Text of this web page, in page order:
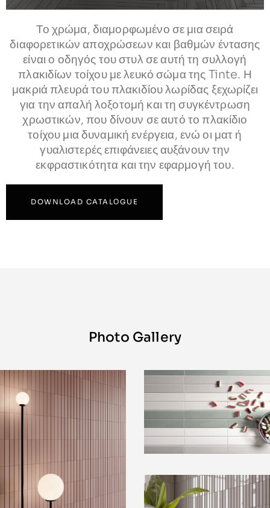
Το χρώμα, διαμορφωμένο σε μια σειρά
διαφορετικών αποχρώσεων και βαθμών έντασης
είναι ο οδηγός του στυλ σε αυτή τη συλλογή
πλακιδίων τοίχου με λευκό σώμα της Tinte. Η
μακριά πλευρά του πλακιδίου λωρίδας ξεχωρίζει
για την απαλή λοξοτομή και τη συγκέντρωση
χρωστικών, που δίνουν σε αυτό το πλακίδιο
τοίχου μια δυναμική ενέργεια, ενώ οι ματ ή
γυαλιστερές επιφάνειες αυξάνουν την
εκφραστικότητα και την εφαρμογή του.
DOWNLOAD CATALΟGUE
Photo Gallery